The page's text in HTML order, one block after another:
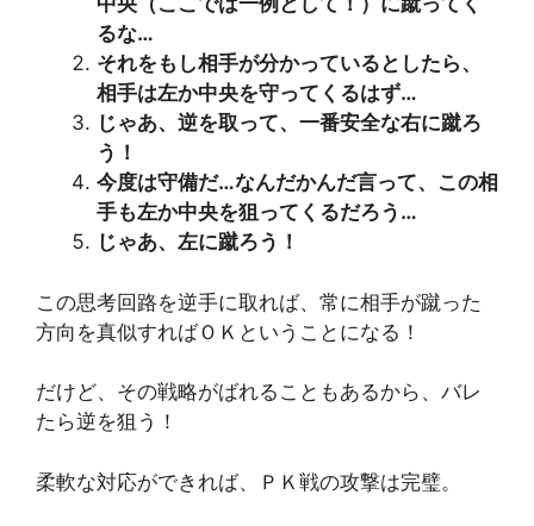
るな…
それをもし相手が分かっているとしたら、
相手は左か中央を守ってくるはず…
じゃあ、逆を取って、一番安全な右に蹴ろ
う！
今度は守備だ…なんだかんだ言って、この相
手も左か中央を狙ってくるだろう…
じゃあ、左に蹴ろう！
この思考回路を逆手に取れば、常に相手が蹴った
方向を真似すればＯＫということになる！
だけど、その戦略がばれることもあるから、バレ
たら逆を狙う！
柔軟な対応ができれば、ＰＫ戦の攻撃は完璧。